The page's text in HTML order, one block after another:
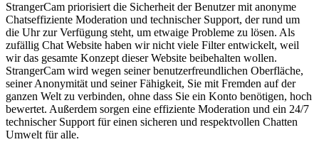
StrangerCam priorisiert die Sicherheit der Benutzer mit anonyme
Chatseffiziente Moderation und technischer Support, der rund um
die Uhr zur Verfügung steht, um etwaige Probleme zu lösen. Als
zufällig Chat Website haben wir nicht viele Filter entwickelt, weil
wir das gesamte Konzept dieser Website beibehalten wollen.
StrangerCam wird wegen seiner benutzerfreundlichen Oberfläche,
seiner Anonymität und seiner Fähigkeit, Sie mit Fremden auf der
ganzen Welt zu verbinden, ohne dass Sie ein Konto benötigen, hoch
bewertet. Außerdem sorgen eine effiziente Moderation und ein 24/7
technischer Support für einen sicheren und respektvollen Chatten
Umwelt für alle.